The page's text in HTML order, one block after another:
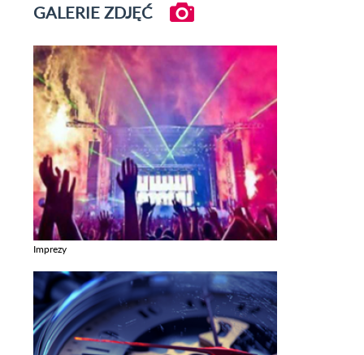
GALERIE ZDJĘĆ
Imprezy